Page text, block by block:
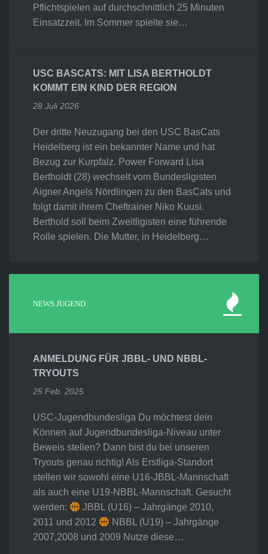
Pflichtspielen auf durchschnittlich 25 Minuten
Einsatzzeit. Im Sommer spielte sie…
USC BASCATS: MIT LISA BERTHOLDT
KOMMT EIN KIND DER REGION
28 Juli 2026
Der dritte Neuzugang bei den USC BasCats
Heidelberg ist ein bekannter Name und hat
Bezug zur Kurpfalz. Power Forward Lisa
Bertholdt (28) wechselt vom Bundesligisten
Aigner Angels Nördlingen zu den BasCats und
folgt damit ihrem Cheftrainer Niko Kuusi.
Berthold soll beim Zweitligisten eine führende
Rolle spielen. Die Mutter, in Heidelberg…
NEWS JUGEND
ANMELDUNG FÜR JBBL- UND NBBL-
TRYOUTS
25 Feb. 2025
USC-Jugendbundesliga Du möchtest dein
Können auf Jugendbundesliga-Niveau unter
Beweis stellen? Dann bist du bei unseren
Tryouts genau richtig! Als Erstliga-Standort
stellen wir sowohl eine U16-JBBL-Mannschaft
als auch eine U19-NBBL-Mannschaft. Gesucht
werden:
JBBL (U16) – Jahrgänge 2010,
2011 und 2012
NBBL (U19) – Jahrgänge
2007,2008 und 2009 Nutze diese…